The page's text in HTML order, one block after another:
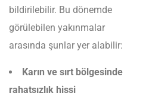
bildirilebilir. Bu dönemde
görülebilen yakınmalar
arasında şunlar yer alabilir:
Karın ve sırt bölgesinde
rahatsızlık hissi